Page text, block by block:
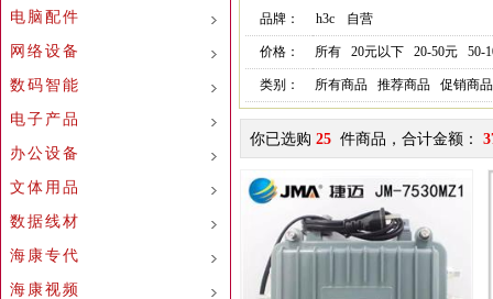
电脑配件
网络设备
数码智能
电子产品
办公设备
文体用品
数据线材
海康专代
海康视频
品牌： h3c 自营
价格： 所有 20元以下 20-50元 50-
类别： 所有商品 推荐商品 促销商品
你已选购 25 件商品，合计金额：